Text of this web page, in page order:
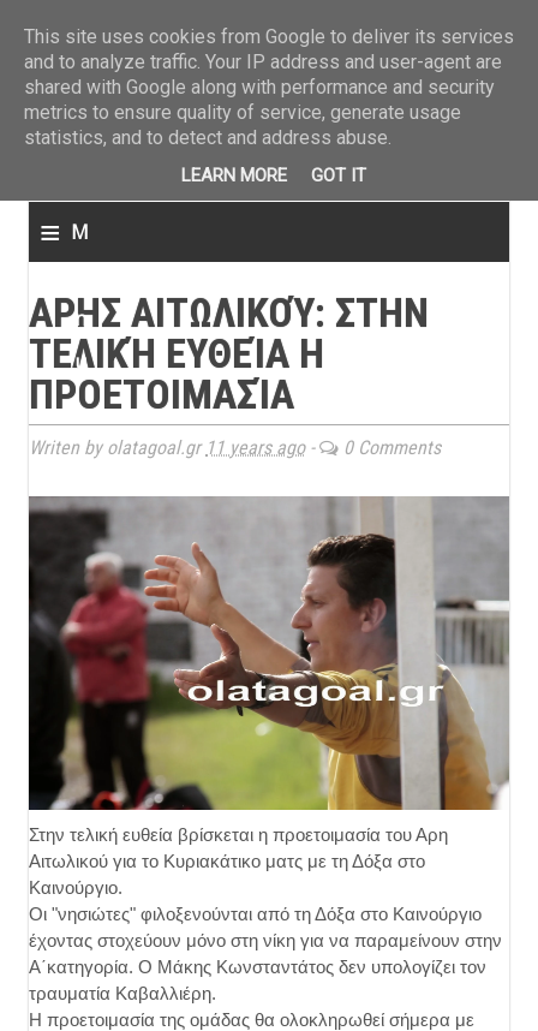
≡ M
n
u
ΑΡΗΣ ΑΙΤΩΛΙΚΟΎ: ΣΤΗΝ
ΤΕΛΙΚΉ ΕΥΘΕΊΑ Η
ΠΡΟΕΤΟΙΜΑΣΊΑ
Writen by olatagoal.gr 11 years ago- 0 Comments
Στην τελική ευθεία βρίσκεται η προετοιμασία του Αρη
Αιτωλικού για το Κυριακάτικο ματς με τη Δόξα στο
Καινούργιο.
Οι "νησιώτες" φιλοξενούνται από τη Δόξα στο Καινούργιο
έχοντας στοχεύουν μόνο στη νίκη για να παραμείνουν στην
Α΄κατηγορία. Ο Μάκης Κωνσταντάτος δεν υπολογίζει τον
τραυματία Καβαλλιέρη.
Η προετοιμασία της ομάδας θα ολοκληρωθεί σήμερα με
This site uses cookies from Google to deliver its services
and to analyze traffic. Your IP address and user-agent are
shared with Google along with performance and security
metrics to ensure quality of service, generate usage
statistics, and to detect and address abuse.
LEARN MORE GOT IT